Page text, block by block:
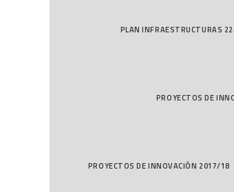
PLAN INFRAESTRUCTURAS
PROYECTOS DE
PROYECTOS DE INNOVACIÓN 2017/18